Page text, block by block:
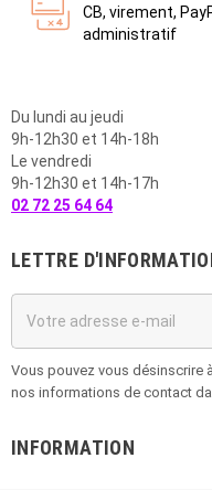
CB, virement,
administratif
Du lundi au jeudi
9h-12h30 et 14h-18h
Le vendredi
9h-12h30 et 14h-17h
02 72 25 64 64
LETTRE
Vous pouvez vous désinscrire
nos informations de contact
INFORMATION